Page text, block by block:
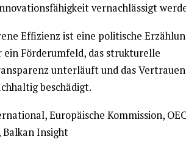
vernachlässigt
Effizienz ist eine politische
ein Förderumfeld, das strukturelle
unterläuft und das
beschädigt.
Europäische Kommission,
Balkan Insight